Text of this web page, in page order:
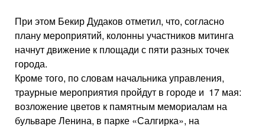
При этом Бекир Дудаков отметил, что, согласно
плану мероприятий, колонны участников митинга
начнут движение к площади с пяти разных точек
города.
Кроме того, по словам начальника управления,
траурные мероприятия пройдут в городе и 17 мая:
возложение цветов к памятным мемориалам на
бульваре Ленина, в парке «Салгирка», на